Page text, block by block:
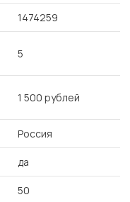
1474259
5
1 500 рублей
Россия
да
50